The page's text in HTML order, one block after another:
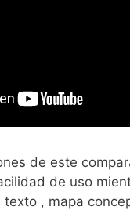
de este
de uso
texto , mapa